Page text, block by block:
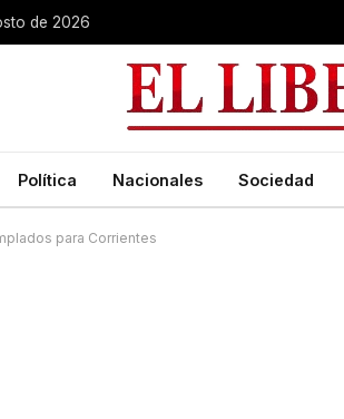
de 2026
Política Nacionales Sociedad
para Corrientes